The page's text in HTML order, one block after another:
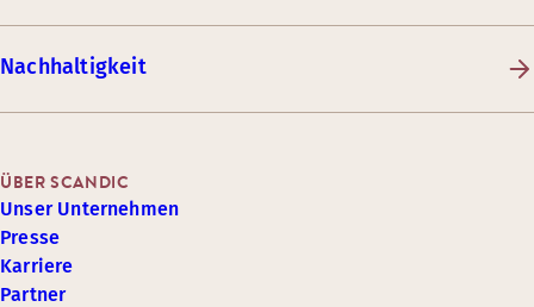
Nachhaltigkeit
ÜBER SCANDIC
Unser Unternehmen
Presse
Karriere
Partner